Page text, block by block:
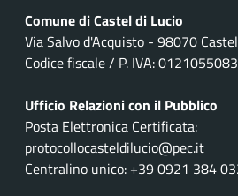
Comune di Castel di Lucio
Via Salvo d'Acquisto - 98070
Codice fiscale / P. IVA:
Ufficio Relazioni con il Pubblico
Posta Elettronica Certificata:
protocollocasteldilucio@pec.it
Centralino unico: +39 0921 384